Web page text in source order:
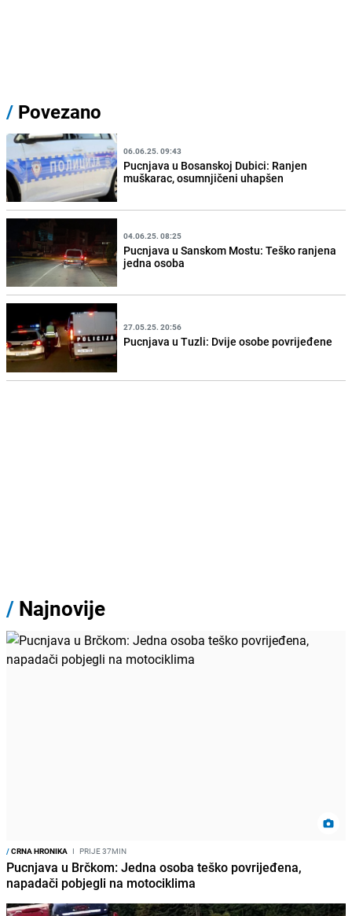
/ Povezano
06.06.25. 09:43
Pucnjava u Bosanskoj Dubici: Ranjen
muškarac, osumnjičeni uhapšen
04.06.25. 08:25
Pucnjava u Sanskom Mostu: Teško ranjena
jedna osoba
27.05.25. 20:56
Pucnjava u Tuzli: Dvije osobe povrijeđene
/ Najnovije
/CRNA HRONIKA I PRIJE 37MIN
Pucnjava u Brčkom: Jedna osoba teško povrijeđena,
napadači pobjegli na motociklima